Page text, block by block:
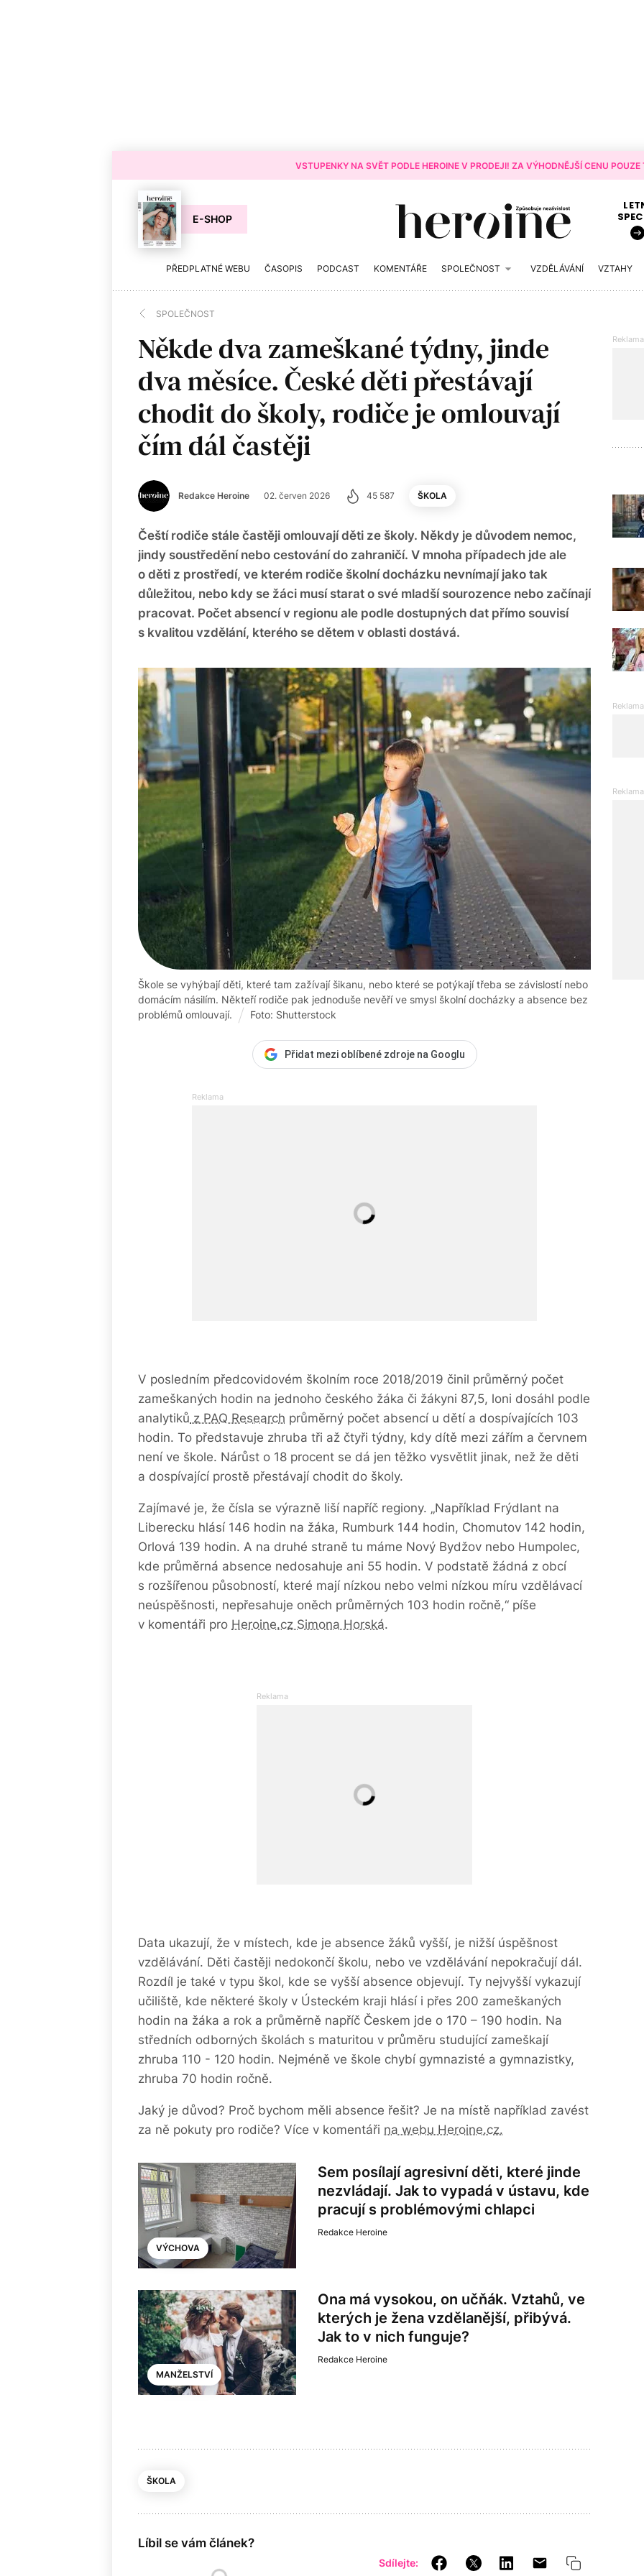
VSTUPENKY NA SVĚT PODLE HEROINE V PRODEJI! ZA VÝHODNĚJŠÍ CENU
E-SHOP
PŘEDPLATNÉ WEBU ČASOPIS PODCAST KOMENTÁŘE SPOLEČNOST VZDĚLÁVÁNÍ VZTAHY
SPOLEČNOST
Někde dva zameškané týdny, jinde
dva měsíce. České děti přestávají
chodit do školy, rodiče je omlouvají
čím dál častěji
Redakce Heroine 02. červen 2026 45 587 ŠKOLA
Čeští rodiče stále častěji omlouvají děti ze školy. Někdy je důvodem nemoc,
jindy soustředění nebo cestování do zahraničí. V mnoha případech jde ale
o děti z prostředí, ve kterém rodiče školní docházku nevnímají jako tak
důležitou, nebo kdy se žáci musí starat o své mladší sourozence nebo začínají
pracovat. Počet absencí v regionu ale podle dostupných dat přímo souvisí
s kvalitou vzdělání, kterého se dětem v oblasti dostává.
Škole se vyhýbají děti, které tam zažívají šikanu, nebo které se potýkají třeba se závislostí nebo
domácím násilím. Někteří rodiče pak jednoduše nevěří ve smysl školní docházky a absence bez
problémů omlouvají.
Foto: Shutterstock
Přidat mezi oblíbené zdroje na Googlu
V posledním předcovidovém školním roce 2018/2019 činil průměrný počet
zameškaných hodin na jednoho českého žáka či žákyni 87,5, loni dosáhl podle
analytiků z PAQ Research průměrný počet absencí u dětí a dospívajících 103
hodin. To představuje zhruba tři až čtyři týdny, kdy dítě mezi zářím a červnem
není ve škole. Nárůst o 18 procent se dá jen těžko vysvětlit jinak, než že děti
a dospívající prostě přestávají chodit do školy.
Zajímavé je, že čísla se výrazně liší napříč regiony. „Například Frýdlant na
Liberecku hlásí 146 hodin na žáka, Rumburk 144 hodin, Chomutov 142 hodin,
Orlová 139 hodin. A na druhé straně tu máme Nový Bydžov nebo Humpolec,
kde průměrná absence nedosahuje ani 55 hodin. V podstatě žádná z obcí
s rozšířenou působností, které mají nízkou nebo velmi nízkou míru vzdělávací
neúspěšnosti, nepřesahuje oněch průměrných 103 hodin ročně,“ píše
v komentáři pro Heroine.cz Simona Horská.
Data ukazují, že v místech, kde je absence žáků vyšší, je nižší úspěšnost
vzdělávání. Děti častěji nedokončí školu, nebo ve vzdělávání nepokračují dál.
Rozdíl je také v typu škol, kde se vyšší absence objevují. Ty nejvyšší vykazují
učiliště, kde některé školy v Ústeckém kraji hlásí i přes 200 zameškaných
hodin na žáka a rok a průměrně napříč Českem jde o 170 – 190 hodin. Na
středních odborných školách s maturitou v průměru studující zameškají
zhruba 110 - 120 hodin. Nejméně ve škole chybí gymnazisté a gymnazistky,
zhruba 70 hodin ročně.
Jaký je důvod? Proč bychom měli absence řešit? Je na místě například zavést
za ně pokuty pro rodiče? Více v komentáři na webu Heroine.cz.
VÝCHOVA
Sem posílají agresivní děti, které jinde
nezvládají. Jak to vypadá v ústavu, kde
pracují s problémovými chlapci
Redakce Heroine
MANŽELSTVÍ
Ona má vysokou, on učňák. Vztahů, ve
kterých je žena vzdělanější, přibývá.
Jak to v nich funguje?
Redakce Heroine
ŠKOLA
Líbil se vám článek?
Sdílejte: